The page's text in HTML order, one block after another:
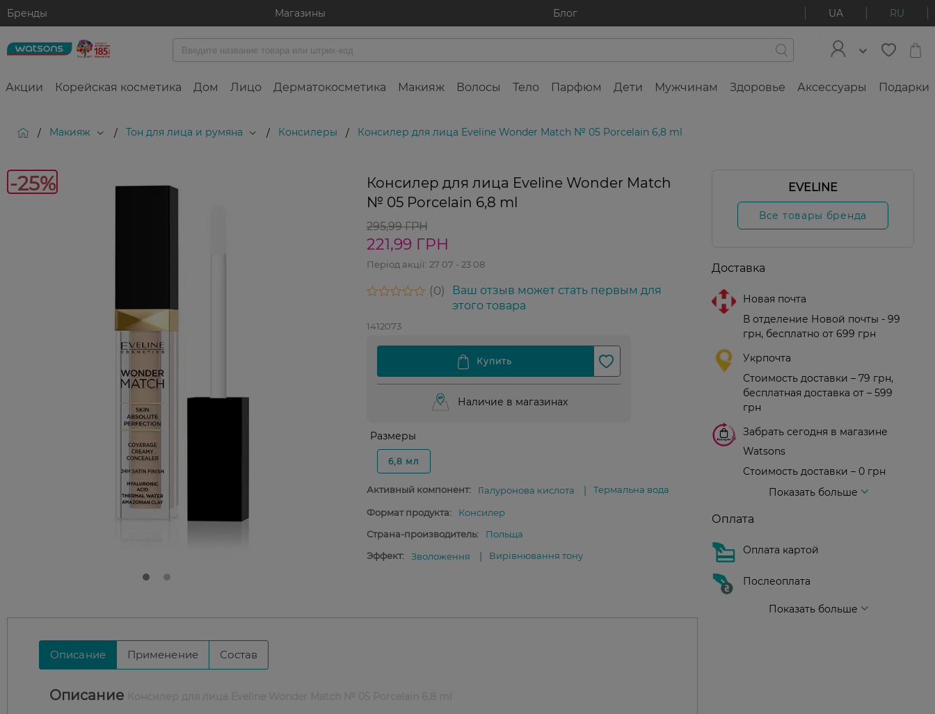
Бренды Магазины Блог UA RU
Акции Корейская косметика Дом Лицо Дерматокосметика Макияж Волосы Тело Парфюм Дети Мужчинам Здоровье Аксессуары Подарки
/ Макияж / Тон для лица и румяна / Консилеры / Консилер для лица Eveline Wonder Match № 05 Porcelain 6,8 ml
-25%
Консилер для лица Eveline Wonder Match
№ 05 Porcelain 6,8 ml
295,99 ГРН
221,99 ГРН
Період акції: 27 07 - 23 08
0
Ваш отзыв может стать первым для
этого товара
1412073
Наличие в магазинах
Размеры
6,8 мл
Активный компонент: Гіалуронова кислота Термальна вода
Формат продукта:
Консилер
Страна-производитель:
Польща
Эффект:
Зволоження Вирівнювання тону
Описание Применение Состав
Описание
EVELINE
Все товары бренда
Доставка
Новая почта
В отделение Новой почты - 99
грн, бесплатно от 699 грн
Укрпочта
Стоимость доставки – 79 грн,
бесплатная доставка от – 599
грн
Забрать сегодня в магазине
Watsons
Стоимость доставки – 0 грн
Показать больше
Оплата
Оплата картой
Послеоплата
Показать больше